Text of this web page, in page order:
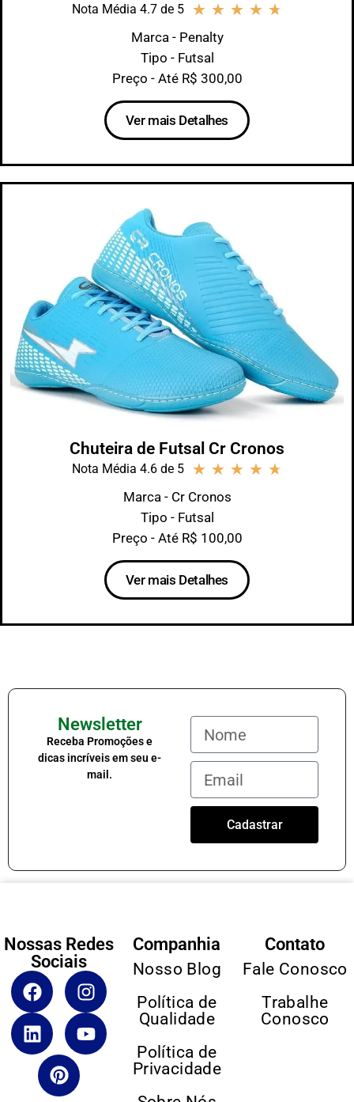
Nota Média 4.7 de 5 ★ ★ ★ ★ ★
Marca - Penalty
Tipo - Futsal
Preço - Até R$ 300,00
Ver mais Detalhes
Chuteira de Futsal Cr Cronos
Nota Média 4.6 de 5 ★ ★ ★ ★ ★
Marca - Cr Cronos
Tipo - Futsal
Preço - Até R$ 100,00
Ver mais Detalhes
Newsletter
Receba Promoções e
dicas incríveis em seu e-
mail.
Cadastrar
Nossas Redes
Sociais
Companhia
Nosso Blog
Política de
Qualidade
Política de
Privacidade
Contato
Fale Conosco
Trabalhe
Conosco